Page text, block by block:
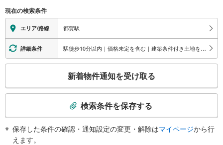
【ＪＲ東日本】：○
【千葉都市モノレール】：○
エレベータ
【ＪＲ】
・ホーム⇔改札
・改札⇔西口
【千葉都市モノレール】
・改札⇔地上
【ＪＲ】
・ホーム⇔改札
トイレ
現在の検索条件
エリア/路線 都賀駅
詳細条件 駅徒歩10分以内｜価格未定を含む｜建築条件付き土地を含む
検
新着物件通知を受け取る
検索条件を保存する
保存した条件の確認・通知設定の変更・解除はマイページから行
えます。